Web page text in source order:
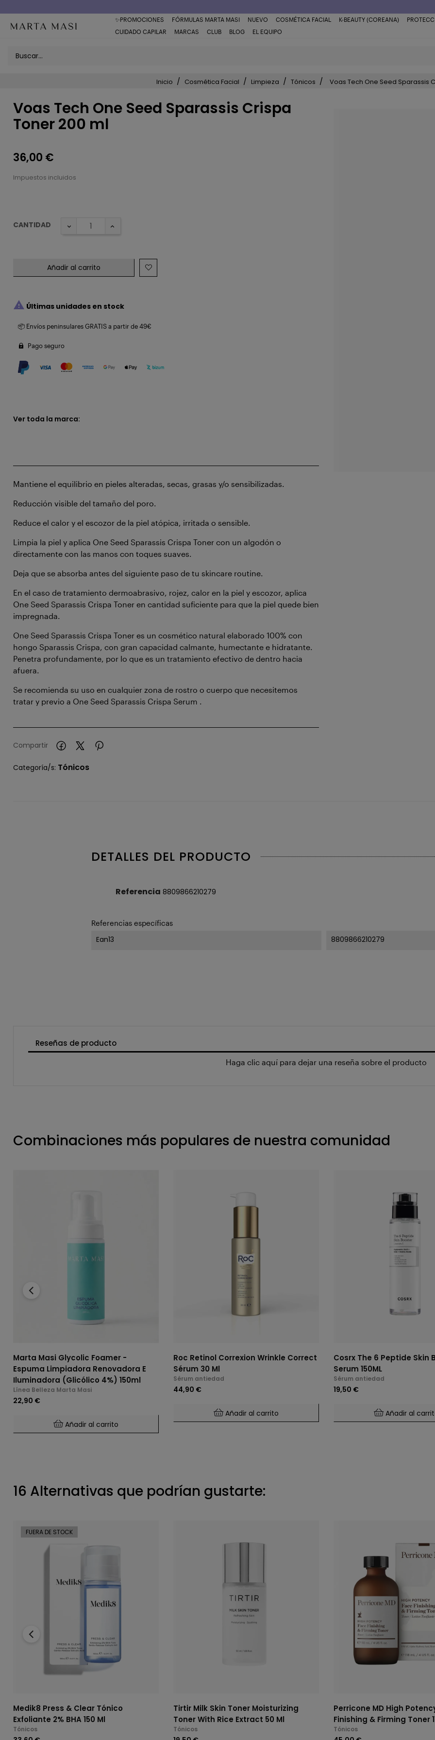
✨PROMOCIONES FÓRMULAS MARTA MASI NUEVO COSMÉTICA FACIAL K-BEAUTY (COREANA)
CUIDADO CAPILAR
MARCAS CLUB BLOG EL EQUIPO
Inicio Cosmética Facial Limpieza Tónicos Voas Tech One Seed Sparassis
Voas Tech One Seed Sparassis Crispa
Toner 200 ml
Compartir
36,00 €
Impuestos incluidos
Ver toda la marca:
Mantiene el equilibrio en pieles alteradas, secas, grasas y/o sensibilizadas.
Reducción visible del tamaño del poro.
Reduce el calor y el escozor de la piel atópica, irritada o sensible.
Limpia la piel y aplica One Seed Sparassis Crispa Toner con un algodón o
directamente con las manos con toques suaves.
Deja que se absorba antes del siguiente paso de tu skincare routine.
En el caso de tratamiento dermoabrasivo, rojez, calor en la piel y escozor, aplica
One Seed Sparassis Crispa Toner en cantidad suficiente para que la piel quede bien
impregnada.
One Seed Sparassis Crispa Toner es un cosmético natural elaborado 100% con
hongo Sparassis Crispa, con gran capacidad calmante, humectante e hidratante.
Penetra profundamente, por lo que es un tratamiento efectivo de dentro hacia
afuera.
Se recomienda su uso en cualquier zona de rostro o cuerpo que necesitemos
tratar y previo a One Seed Sparassis Crispa Serum .
Categoría/s: Tónicos
CANTIDAD
Añadir al carrito
 Últimas unidades en stock
📦 Envíos peninsulares GRATIS a partir de 49€
Pago seguro
DETALLES DEL PRODUCTO
Referencia 8809866210279
Referencias específicas
Ean13 8809866210279
Reseñas de producto
Haga clic aquí para dejar una reseña sobre el producto
Combinaciones más populares de nuestra comunidad
Marta Masi Glycolic Foamer -
Espuma Limpiadora Renovadora E
Iluminadora (Glicólico 4%) 150ml
Línea Belleza Marta Masi
22,90 €
Añadir al carrito
Roc Retinol Correxion Wrinkle Correct
Sérum 30 Ml
Sérum antiedad
44,90 €
Añadir al carrito
Cosrx The 6 Peptide Skin
Serum 150ML
Sérum antiedad
19,50 €
Añadir al
‹
16 Alternativas que podrían gustarte:
FUERA DE STOCK
Medik8 Press & Clear Tónico
Exfoliante 2% BHA 150 Ml
Tónicos
Tirtir Milk Skin Toner Moisturizing
Toner With Rice Extract 50 Ml
Tónicos
Perricone MD High
Finishing & Firming Toner
Tónicos
‹